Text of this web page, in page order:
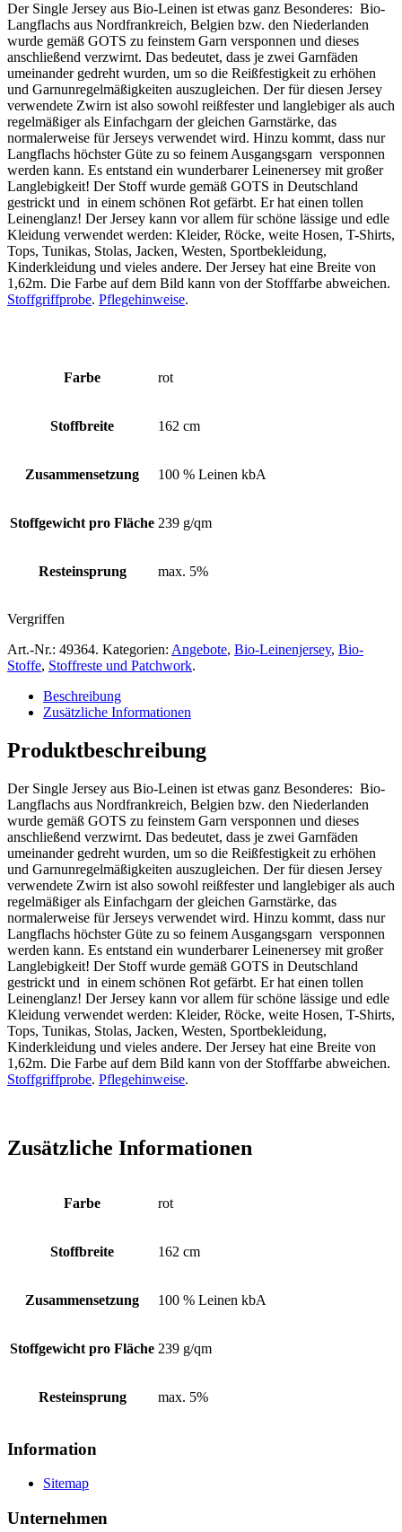
Der Single Jersey aus Bio-Leinen ist etwas ganz Besonderes: Bio-
Langflachs aus Nordfrankreich, Belgien bzw. den Niederlanden
wurde gemäß GOTS zu feinstem Garn versponnen und dieses
anschließend verzwirnt. Das bedeutet, dass je zwei Garnfäden
umeinander gedreht wurden, um so die Reißfestigkeit zu erhöhen
und Garnunregelmäßigkeiten auszugleichen. Der für diesen Jersey
verwendete Zwirn ist also sowohl reißfester und langlebiger als auch
regelmäßiger als Einfachgarn der gleichen Garnstärke, das
normalerweise für Jerseys verwendet wird. Hinzu kommt, dass nur
Langflachs höchster Güte zu so feinem Ausgangsgarn versponnen
werden kann. Es entstand ein wunderbarer Leinenersey mit großer
Langlebigkeit! Der Stoff wurde gemäß GOTS in Deutschland
gestrickt und in einem schönen Rot gefärbt. Er hat einen tollen
Leinenglanz! Der Jersey kann vor allem für schöne lässige und edle
Kleidung verwendet werden: Kleider, Röcke, weite Hosen, T-Shirts,
Tops, Tunikas, Stolas, Jacken, Westen, Sportbekleidung,
Kinderkleidung und vieles andere. Der Jersey hat eine Breite von
1,62m. Die Farbe auf dem Bild kann von der Stofffarbe abweichen.
Stoffgriffprobe. Pflegehinweise.
Farbe rot
Stoffbreite 162 cm
Zusammensetzung 100 % Leinen kbA
Stoffgewicht pro Fläche 239 g/qm
Resteinsprung max. 5%
Vergriffen
Art.-Nr.: 49364. Kategorien: Angebote, Bio-Leinenjersey, Bio-
Stoffe, Stoffreste und Patchwork.
Beschreibung
Zusätzliche Informationen
Produktbeschreibung
Der Single Jersey aus Bio-Leinen ist etwas ganz Besonderes: Bio-
Langflachs aus Nordfrankreich, Belgien bzw. den Niederlanden
wurde gemäß GOTS zu feinstem Garn versponnen und dieses
anschließend verzwirnt. Das bedeutet, dass je zwei Garnfäden
umeinander gedreht wurden, um so die Reißfestigkeit zu erhöhen
und Garnunregelmäßigkeiten auszugleichen. Der für diesen Jersey
verwendete Zwirn ist also sowohl reißfester und langlebiger als auch
regelmäßiger als Einfachgarn der gleichen Garnstärke, das
normalerweise für Jerseys verwendet wird. Hinzu kommt, dass nur
Langflachs höchster Güte zu so feinem Ausgangsgarn versponnen
werden kann. Es entstand ein wunderbarer Leinenersey mit großer
Langlebigkeit! Der Stoff wurde gemäß GOTS in Deutschland
gestrickt und in einem schönen Rot gefärbt. Er hat einen tollen
Leinenglanz! Der Jersey kann vor allem für schöne lässige und edle
Kleidung verwendet werden: Kleider, Röcke, weite Hosen, T-Shirts,
Tops, Tunikas, Stolas, Jacken, Westen, Sportbekleidung,
Kinderkleidung und vieles andere. Der Jersey hat eine Breite von
1,62m. Die Farbe auf dem Bild kann von der Stofffarbe abweichen.
Stoffgriffprobe. Pflegehinweise.
Zusätzliche Informationen
Farbe rot
Stoffbreite 162 cm
Zusammensetzung 100 % Leinen kbA
Stoffgewicht pro Fläche 239 g/qm
Resteinsprung max. 5%
Information
Sitemap
Unternehmen